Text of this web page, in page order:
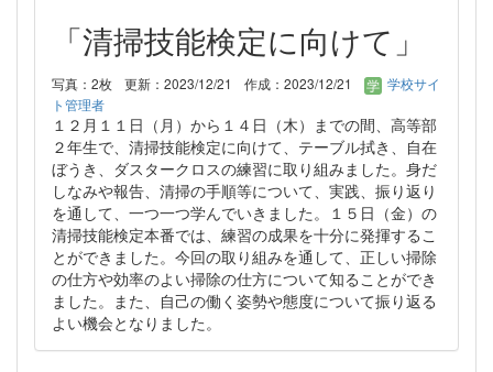
「清掃技能検定に向けて」
写真：2枚 更新：2023/12/21 作成：2023/12/21
学校サイ
ト管理者
１２月１１日（月）から１４日（木）までの間、高等部
２年生で、清掃技能検定に向けて、テーブル拭き、自在
ぼうき、ダスタークロスの練習に取り組みました。身だ
しなみや報告、清掃の手順等について、実践、振り返り
を通して、一つ一つ学んでいきました。１５日（金）の
清掃技能検定本番では、練習の成果を十分に発揮するこ
とができました。今回の取り組みを通して、正しい掃除
の仕方や効率のよい掃除の仕方について知ることができ
ました。また、自己の働く姿勢や態度について振り返る
よい機会となりました。